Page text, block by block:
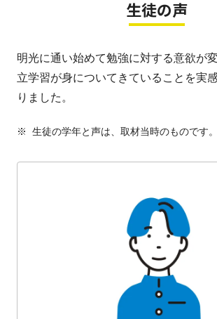
生徒の声
明光に通い始めて勉強に対する意欲が
立学習が身についてきていることを実
りました。
※ 生徒の学年と声は、取材当時のものです。